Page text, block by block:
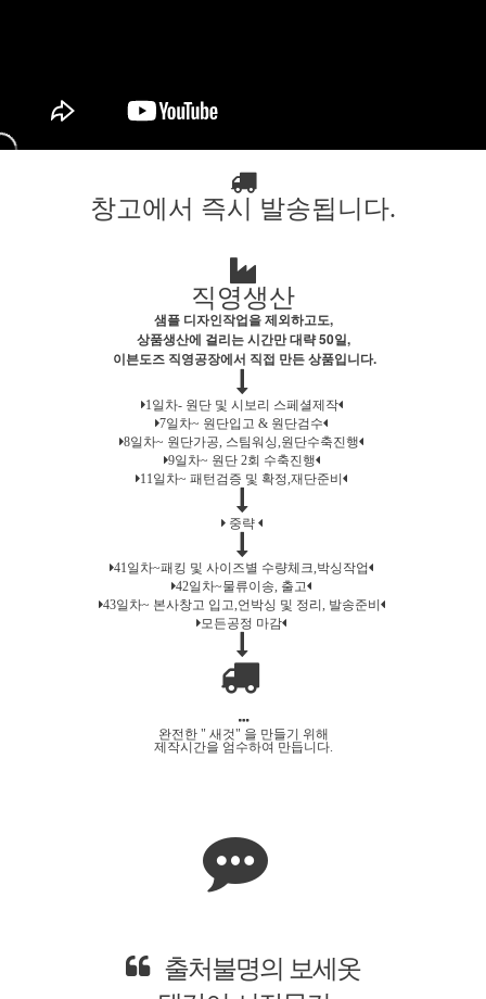
창고에서 즉시 발송됩니다.
직영생산
샘플 디자인작업을 제외하고도,
상품생산에 걸리는 시간만 대략 50일,
이븐도즈 직영공장에서 직접 만든 상품입니다.
1일차- 원단 및 시보리 스페셜제작
7일차~ 원단입고 & 원단검수
8일차~ 원단가공, 스팀워싱,원단수축진행
9일차~ 원단 2회 수축진행
11일차~ 패턴검증 및 확정,재단준비
중략
41일차~패킹 및 사이즈별 수량체크,박싱작업
42일차~물류이송, 출고
43일차~ 본사창고 입고,언박싱 및 정리, 발송준비
모든공정 마감
완전한 " 새것" 을 만들기 위해
제작시간을 엄수하여 만듭니다.
어디에서도